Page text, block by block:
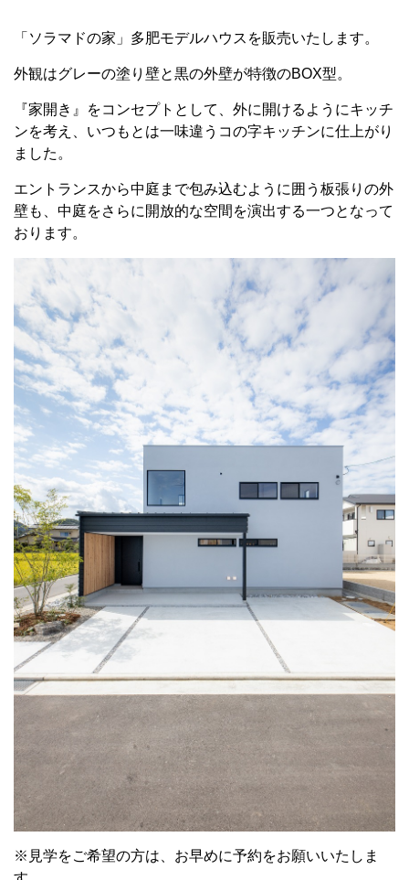
「ソラマドの家」多肥モデルハウスを販売いたします。
外観はグレーの塗り壁と黒の外壁が特徴のBOX型。
『家開き』をコンセプトとして、外に開けるようにキッチ
ンを考え、いつもとは一味違うコの字キッチンに仕上がり
ました。
エントランスから中庭まで包み込むように囲う板張りの外
壁も、中庭をさらに開放的な空間を演出する一つとなって
おります。
※見学をご希望の方は、お早めに予約をお願いいたしま